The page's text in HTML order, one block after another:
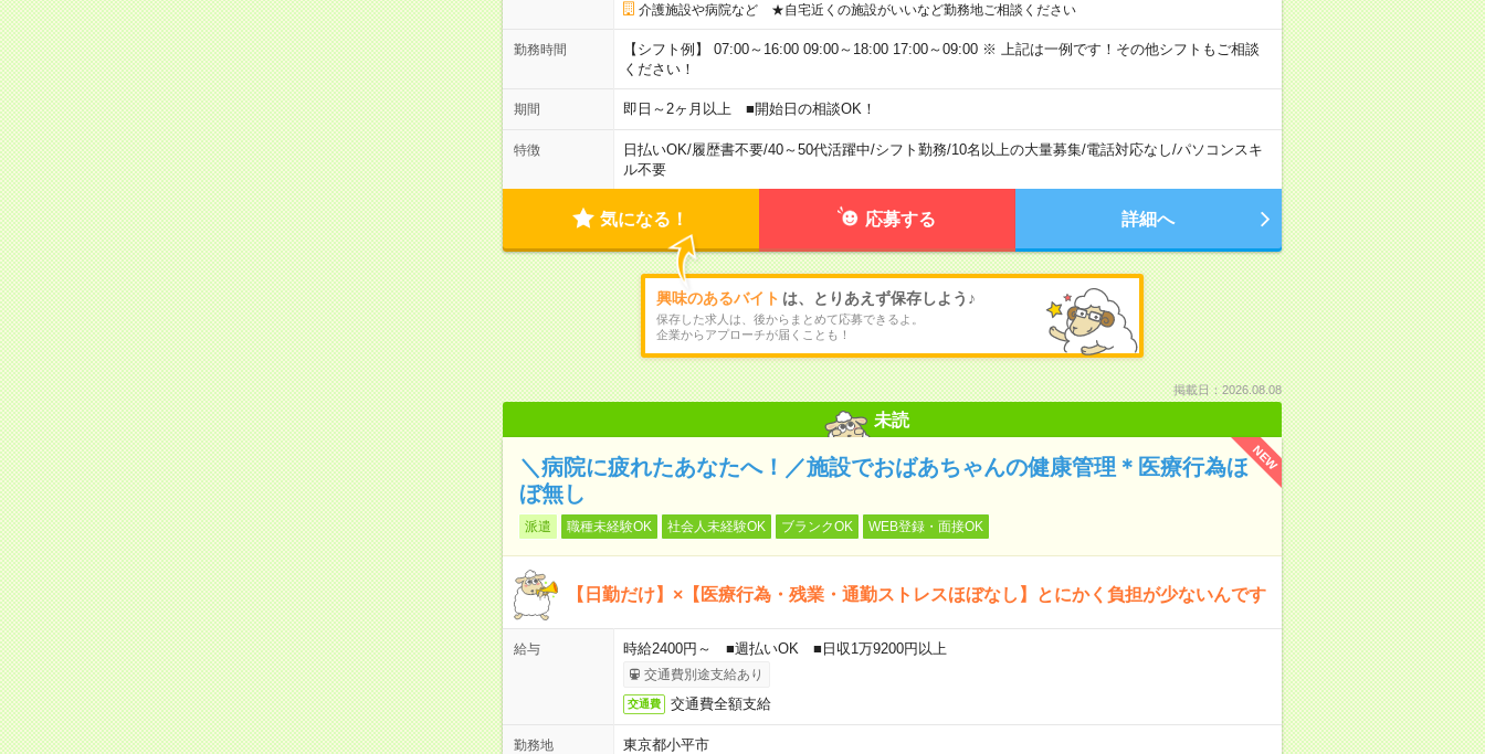
介護施設や病院など ★自宅近くの施設がいいなど勤務地ご相談ください
勤務時間
【シフト例】 07:00～16:00 09:00～18:00 17:00～09:00 ※ 上記は一例です！その他シフトもご相談
ください！
期間 即日～2ヶ月以上 ■開始日の相談OK！
特徴 日払いOK/履歴書不要/40～50代活躍中/シフト勤務/10名以上の大量募集/電話対応なし/パソコンスキ
ル不要
気になる！ 応募する 詳細へ
興味のあるバイト は、とりあえず保存しよう♪
保存した求人は、後からまとめて応募できるよ。
企業からアプローチが届くことも！
掲載日：2026.08.08
未読
NEW
＼病院に疲れたあなたへ！／施設でおばあちゃんの健康管理＊医療行為ほ
ぼ無し
派遣 職種未経験OK 社会人未経験OK ブランクOK WEB登録・面接OK
【日勤だけ】×【医療行為・残業・通勤ストレスほぼなし】とにかく負担が少ないんです
給与 時給2400円～ ■週払いOK ■日収1万9200円以上
交通費別途支給あり
交通費 交通費全額支給
勤務地
東京都小平市